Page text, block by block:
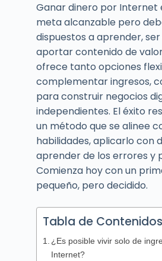
Ganar dinero por Internet
meta alcanzable pero
dispuestos a aprender,
aportar contenido de
ofrece tanto opciones
complementar ingresos,
para construir negocios
independientes. El éxito
un método que se alinee
habilidades, aplicarlo con
aprender de los errores y
Comienza hoy con un
pequeño, pero decidido.
Tabla de Contenidos
¿Es posible vivir solo de
Internet?